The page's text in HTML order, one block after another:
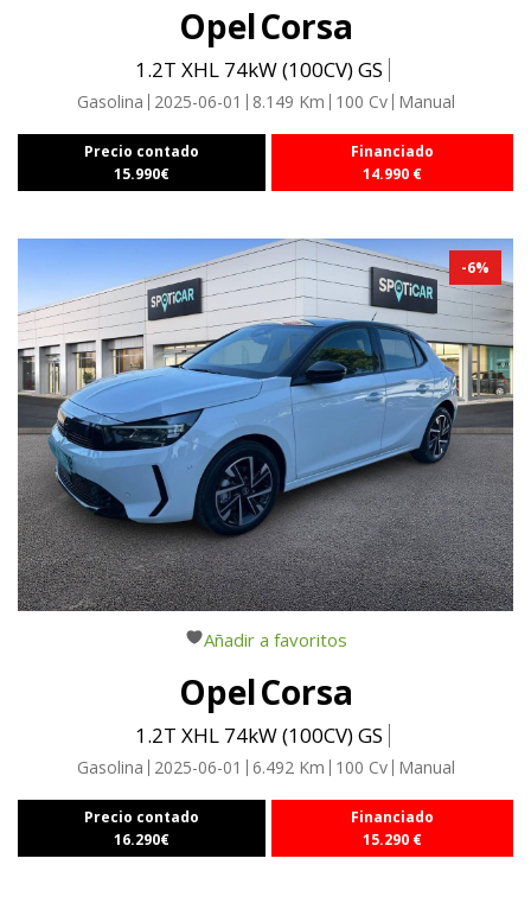
OpelCorsa
1.2T XHL 74kW (100CV) GS
Gasolina 2025-06-01 8.149 Km 100 Cv Manual
Precio contado
15.990€
Financiado
14.990 €
-6%
Añadir a favoritos
OpelCorsa
1.2T XHL 74kW (100CV) GS
Gasolina 2025-06-01 6.492 Km 100 Cv Manual
Precio contado
16.290€
Financiado
15.290 €